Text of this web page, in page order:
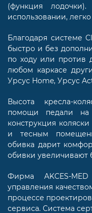
(функция
использовании,
Благодаря системе
быстро и без
по ходу или против
любом каркасе
Урсус Home, Урсус
Высота кресла-
помощи педали на
конструкция
и тесным
обивка дарит
обивки увеличивают
Фирма AKCES-
управления
процессе
сервиса. Система